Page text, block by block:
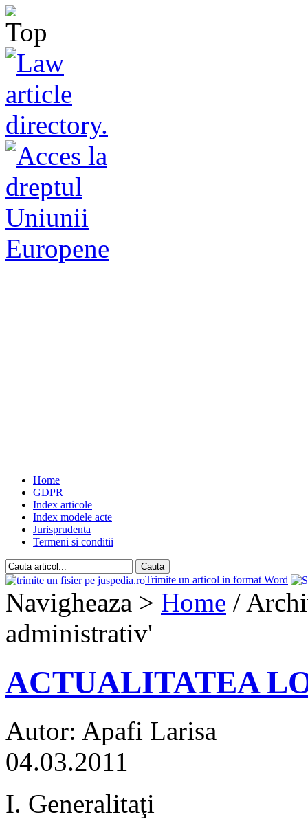
Home
GDPR
Index articole
Index modele acte
Jurisprudenta
Termeni si conditii
Trimite un articol in format Word
Navigheaza > Home /
administrativ'
ACTUALITATEA
Autor: Apafi Larisa
04.03.2011
I. Generalitaţi